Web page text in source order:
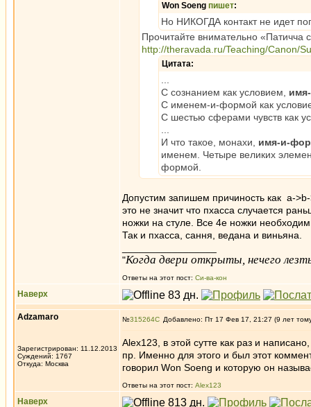
Won Soeng пишет:
Но НИКОГДА контакт не идет
Прочитайте внимательно «Патичча
http://theravada.ru/Teaching/Canon/
Цитата:
С сознанием как условием,
С именем-и-формой как
С шестью сферами чувств как
И что такое, монахи, имя-и-
именем. Четыре великих
формой.
Допустим запишем причиность как a-
это не значит что пхасса случается
ножки на стуле. Все 4е ножки
Так и пхасса, сання, ведана и виньяна.
"Когда двери открыты, нечего
Ответы на этот пост: Си-ва-кон
Наверх
Adzamaro
Зарегистрирован: 11.12.2013
Суждений: 1767
Откуда: Москва
№315264 Добавлено: Пт 17 Фев 17, 21:27 (9 лет
Alex123, в этой сутте как раз и
пр. Именно для этого и был этот
говорил Won Soeng и которую он
Ответы на этот пост: Alex123
Наверх